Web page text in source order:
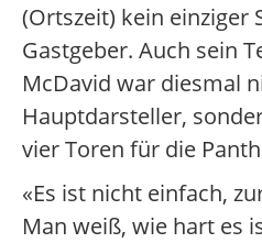
(Ortszeit) kein einziger
Gastgeber. Auch sein
McDavid war diesmal
Hauptdarsteller,
vier Toren für die
«Es ist nicht einfach,
Man weiß, wie hart es